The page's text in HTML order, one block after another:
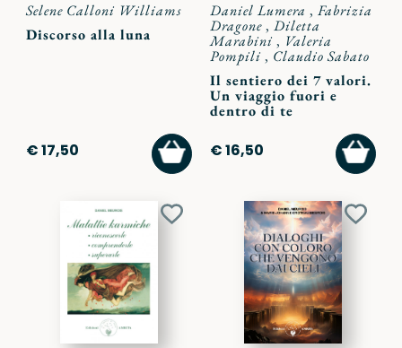
Selene Calloni Williams
Discorso alla luna
€ 17,50
AGGIUNGI
AL
CARRELLO
Daniel Lumera , Fabrizia
Dragone, Diletta
Marabini , Valeria
Pompili , Claudio Sabato
Il sentiero dei 7 valori.
Un viaggio fuori e
dentro di te
€ 16,50
AL
Aggiungi